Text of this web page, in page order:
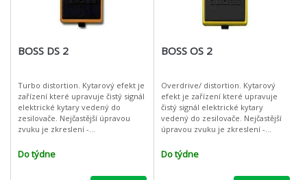
BOSS DS 2
Turbo distortion. Kytarový efekt je
zařízení které upravuje čistý signál
elektrické kytary vedený do
zesilovače. Nejčastější úpravou
zvuku je zkreslení -
která je sesterskou firmou firm
Do týdne
BOSS OS 2
Overdrive/ distortion. Kytarový
efekt je zařízení které upravuje
čistý signál elektrické kytary
vedený do zesilovače. Nejčastější
úpravou zvuku je zkreslení -
která je sesterskou firmou
Do týdne